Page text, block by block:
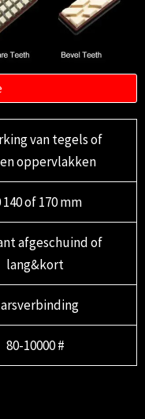
van tegels of
oppervlakken
140 of 170 mm
afgeschuind of
lang&kort
80-10000 #